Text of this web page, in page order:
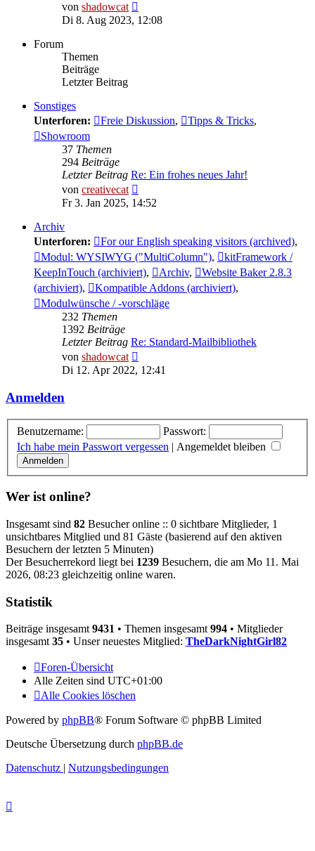
von shadowcat
Beitrag
Di 8. Aug 2023, 12:08
Forum
Themen
Beiträge
Letzter Beitrag
Sonstiges
Unterforen:
Freie Diskussion, Tipps & Tricks,
Showroom
37 Themen
294 Beiträge
Letzter Beitrag Re: Ein frohes neues Jahr!
von creativecat
Beitrag
Fr 3. Jan 2025, 14:52
Archiv
Unterforen:
For our English speaking visitors (archived),
Modul: WYSIWYG ("MultiColumn"),
kitFramework /
KeepInTouch (archiviert), Archiv,
Website Baker 2.8.3
(archiviert), Kompatible Addons (archiviert),
Modulwünsche / -vorschläge
232 Themen
1392 Beiträge
Letzter Beitrag Re: Standard-Mailbibliothek
von shadowcat
Beitrag
Di 12. Apr 2022, 12:41
Anmelden
Benutzername:
Passwort:
Ich habe mein Passwort vergessen | Angemeldet bleiben
Wer ist online?
Insgesamt sind 82 Besucher online :: 0 sichtbare Mitglieder, 1
unsichtbares Mitglied und 81 Gäste (basierend auf den aktiven
Besuchern der letzten 5 Minuten)
Der Besucherrekord liegt bei 1239 Besuchern, die am Mo 11. Mai
2026, 08:23 gleichzeitig online waren.
Statistik
Beiträge insgesamt 9431 • Themen insgesamt 994 • Mitglieder
insgesamt 35 • Unser neuestes Mitglied: TheDarkNightGirl82
Foren-Übersicht
Alle Zeiten sind UTC+01:00
Alle Cookies löschen
Powered by phpBB® Forum Software © phpBB Limited
Deutsche Übersetzung durch phpBB.de
Datenschutz | Nutzungsbedingungen